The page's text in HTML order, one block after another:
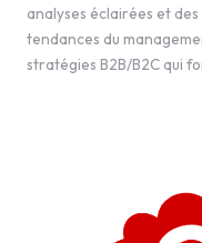
analyses éclairées et
tendances du
stratégies B2B/B2C qui